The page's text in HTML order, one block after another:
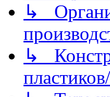
↳
↳